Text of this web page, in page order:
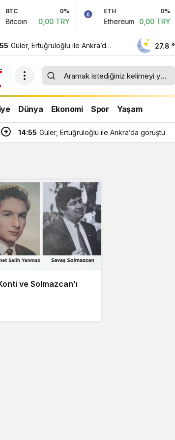
0,00 TRY
ETH
Ethereum 0,00 TRY
Güler, Ertuğruloğlu ile Ankra’da 27.8 °
Dünya Ekonomi Spor Yaşam
14:55 Güler, Ertuğruloğlu ile Ankra’da görüştü
ve Solmazcan’ı